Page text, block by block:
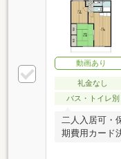
動画あり
礼金なし
バス・トイレ別
二人入居可・
期費用カード